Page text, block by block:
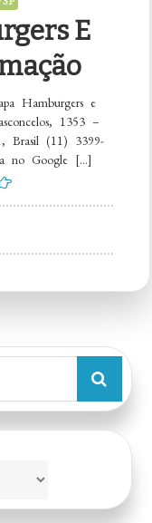
E
Hamburgers e
1353 –
Brasil (11) 3399-
no Google […]